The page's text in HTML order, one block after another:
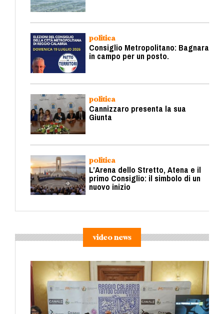
politica
Consiglio Metropolitano: Bagnara
in campo per un posto.
politica
Cannizzaro presenta la sua
Giunta
politica
L’Arena dello Stretto, Atena e il
primo Consiglio: il simbolo di un
nuovo inizio
video news